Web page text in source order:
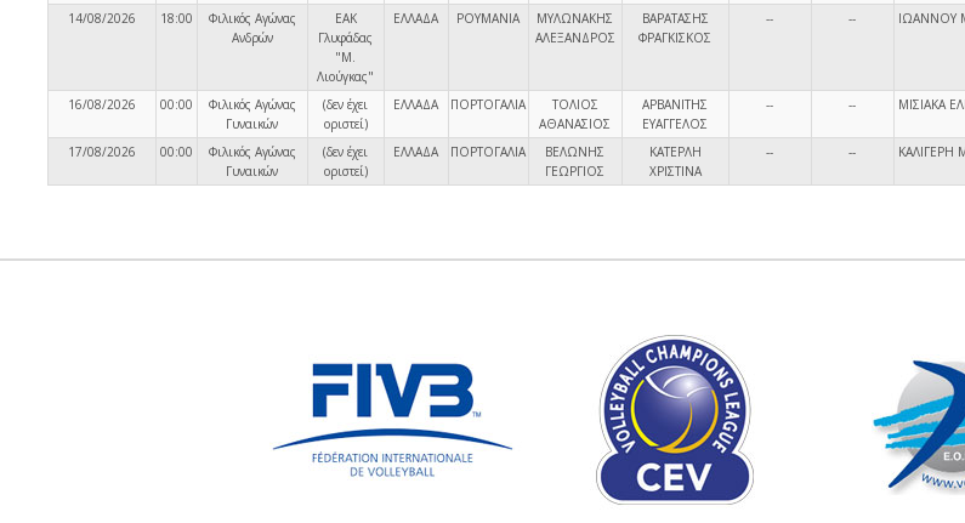
14/08/2026 18:00
Φιλικός Αγώνας
Ανδρών
ΕΑΚ
Γλυφάδας
"Μ.
Λιούγκας"
ΕΛΛΑΔΑ ΡΟΥΜΑΝΙΑ
ΜΥΛΩΝΑΚΗΣ
ΑΛΕΞΑΝΔΡΟΣ
ΒΑΡΑΤΑΣΗΣ
ΦΡΑΓΚΙΣΚΟΣ
-- -- ΙΩΑΝΝΟΥ
16/08/2026 00:00
Φιλικός Αγώνας
Γυναικών
(δεν έχει
οριστεί)
ΕΛΛΑΔΑ ΠΟΡΤΟΓΑΛΙΑ
ΤΟΛΙΟΣ
ΑΘΑΝΑΣΙΟΣ
ΑΡΒΑΝΙΤΗΣ
ΕΥΑΓΓΕΛΟΣ
-- -- ΜΙΣΙΑΚΑ
17/08/2026 00:00
Φιλικός Αγώνας
Γυναικών
(δεν έχει
οριστεί)
ΕΛΛΑΔΑ ΠΟΡΤΟΓΑΛΙΑ
ΒΕΛΩΝΗΣ
ΓΕΩΡΓΙΟΣ
ΚΑΤΕΡΛΗ
ΧΡΙΣΤΙΝΑ
-- -- ΚΑΛΙΓΕΡΗ